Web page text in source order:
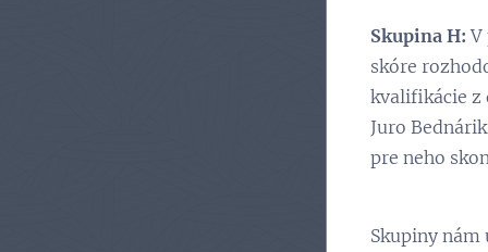
Skupina H: V
skóre
kvalifikácie z
Juro
pre neho
Skupiny